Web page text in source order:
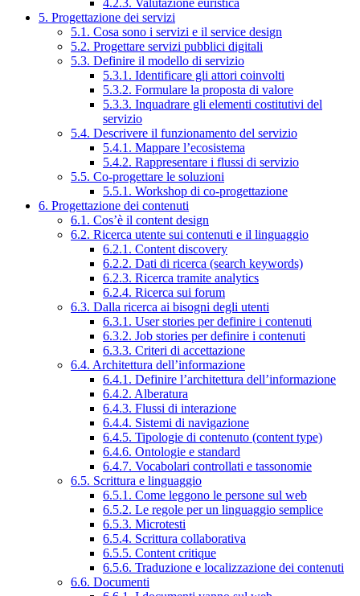
4.2.3. Valutazione euristica
5. Progettazione dei servizi
5.1. Cosa sono i servizi e il service design
5.2. Progettare servizi pubblici digitali
5.3. Definire il modello di servizio
5.3.1. Identificare gli attori coinvolti
5.3.2. Formulare la proposta di valore
5.3.3. Inquadrare gli elementi costitutivi del
servizio
5.4. Descrivere il funzionamento del servizio
5.4.1. Mappare l’ecosistema
5.4.2. Rappresentare i flussi di servizio
5.5. Co-progettare le soluzioni
5.5.1. Workshop di co-progettazione
6. Progettazione dei contenuti
6.1. Cos’è il content design
6.2. Ricerca utente sui contenuti e il linguaggio
6.2.1. Content discovery
6.2.2. Dati di ricerca (search keywords)
6.2.3. Ricerca tramite analytics
6.2.4. Ricerca sui forum
6.3. Dalla ricerca ai bisogni degli utenti
6.3.1. User stories per definire i contenuti
6.3.2. Job stories per definire i contenuti
6.3.3. Criteri di accettazione
6.4. Architettura dell’informazione
6.4.1. Definire l’architettura dell’informazione
6.4.2. Alberatura
6.4.3. Flussi di interazione
6.4.4. Sistemi di navigazione
6.4.5. Tipologie di contenuto (content type)
6.4.6. Ontologie e standard
6.4.7. Vocabolari controllati e tassonomie
6.5. Scrittura e linguaggio
6.5.1. Come leggono le persone sul web
6.5.2. Le regole per un linguaggio semplice
6.5.3. Microtesti
6.5.4. Scrittura collaborativa
6.5.5. Content critique
6.5.6. Traduzione e localizzazione dei contenuti
6.6. Documenti